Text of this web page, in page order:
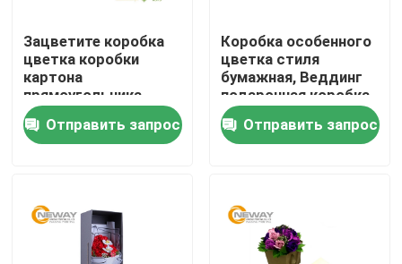
Дом
Продукты
Путешествие фабрики
Зацветите коробка
цветка коробки
картона
прямоугольника
подарочной коробки
бумажная с
слоением
Отправить запрос
Коробка особенного
цветка стиля
бумажная, Веддинг
подарочная коробка
для Бридал или
детский душ
Отправить запрос